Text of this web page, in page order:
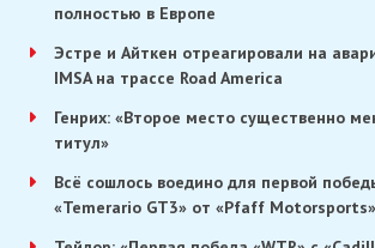
полностью в Европе
Эстре и Айткен отреагировали на
IMSA на трассе Road America
Генрих: «Второе место существенно
титул»
Всё сошлось воедино для первой
«Temerario GT3» от «Pfaff Motorsports»